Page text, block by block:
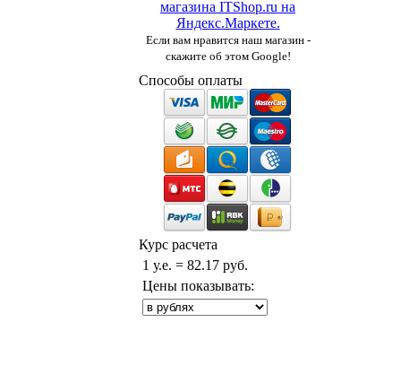
Если вам нравится наш магазин -
скажите об этом Google!
Способы оплаты
Курс расчета
1 у.е. = 82.17 руб.
Цены показывать: